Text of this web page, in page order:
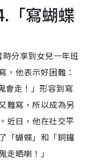
「寫蝴蝶
分享到女兒一年班
，他表示好困難：
會走！」形容到寫
難寫，所以成為另
近日，他在社交平
「蝴蝶」和「銅鑼
走晒喇！」